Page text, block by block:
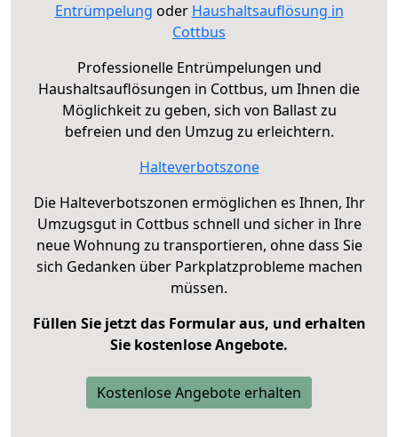
Entrümpelung oder Haushaltsauflösung in
Cottbus
Professionelle Entrümpelungen und
Haushaltsauflösungen in Cottbus, um Ihnen die
Möglichkeit zu geben, sich von Ballast zu
befreien und den Umzug zu erleichtern.
Halteverbotszone
Die Halteverbotszonen ermöglichen es Ihnen, Ihr
Umzugsgut in Cottbus schnell und sicher in Ihre
neue Wohnung zu transportieren, ohne dass Sie
sich Gedanken über Parkplatzprobleme machen
müssen.
Füllen Sie jetzt das Formular aus, und erhalten
Sie kostenlose Angebote.
Kostenlose Angebote erhalten